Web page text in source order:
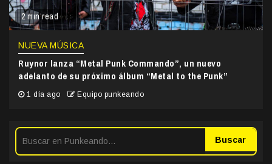
2 min read
NUEVA MÚSICA
Ruynor lanza “Metal Punk Commando”, un nuevo
adelanto de su próximo álbum “Metal to the Punk”
1 día ago Equipo punkeando
Buscar